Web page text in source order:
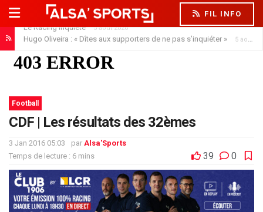
FIL INFO
Le Racing inquiète
Hugo Oliveira : « Dîtes aux supporters de ne pas s’inquiéter »
Football
CDF | Les résultats des 32èmes
3 Jan 2016 05:03 par Alsa'Sports
Temps de lecture : 6 mins
39 0